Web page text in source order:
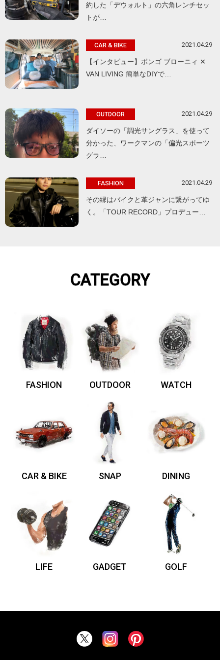
約した「デウォルト」の六角レンチセッ
トが…
CAR & BIKE 2021.04.29
【インタビュー】ボンゴ ブローニィ ✕
VAN LIVING 簡単なDIYで…
OUTDOOR 2021.04.29
ダイソーの「調光サングラス」を使って
分かった、ワークマンの「偏光スポーツ
グラ…
FASHION 2021.04.29
その縁はバイクと革ジャンに繋がってゆ
く。「TOUR RECORD」プロデュー…
CATEGORY
FASHION OUTDOOR WATCH
CAR & BIKE SNAP DINING
LIFE GADGET GOLF